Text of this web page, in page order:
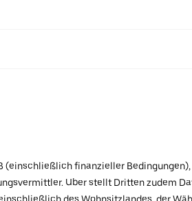
finanzieller
Uber stellt Dritten zudem